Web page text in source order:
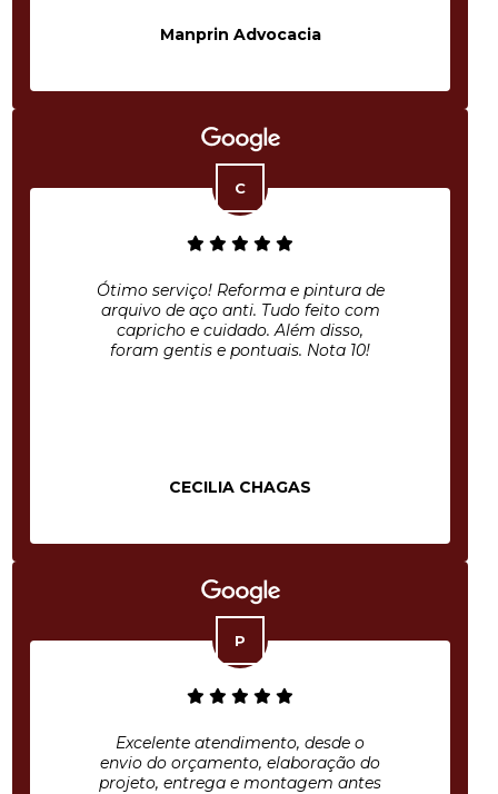
Manprin Advocacia
Ótimo serviço! Reforma e pintura de
arquivo de aço anti. Tudo feito com
capricho e cuidado. Além disso,
foram gentis e pontuais. Nota 10!
CECILIA CHAGAS
Excelente atendimento, desde o
envio do orçamento, elaboração do
projeto, entrega e montagem antes